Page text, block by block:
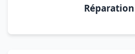
Réparation